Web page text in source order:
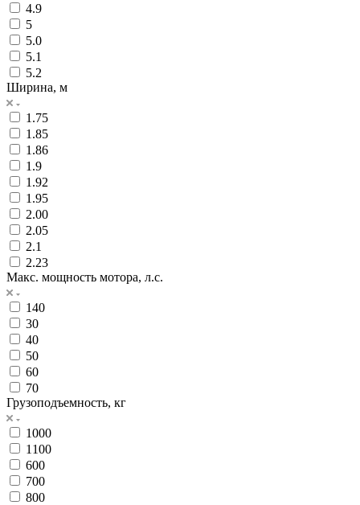
4.9
5
5.0
5.1
5.2
Ширина, м
1.75
1.85
1.86
1.9
1.92
1.95
2.00
2.05
2.1
2.23
Макс. мощность мотора, л.с.
140
30
40
50
60
70
Грузоподъемность, кг
1000
1100
600
700
800